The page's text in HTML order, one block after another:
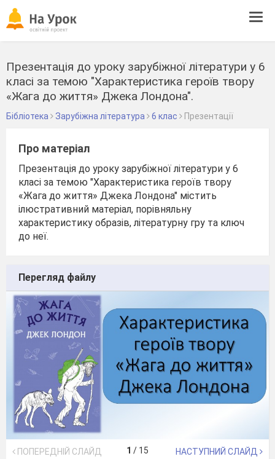
Презентація до уроку зарубіжної літератури у 6
класі за темою "Характеристика героїв твору
«Жага до життя» Джека Лондона".
Бібліотека Зарубіжна література 6 клас Презентації
Про матеріал
Презентація до уроку зарубіжної літератури у 6
класі за темою "Характеристика героїв твору
«Жага до життя» Джека Лондона" містить
ілюстративний матеріал, порівняльну
характеристику образів, літературну гру та ключ
до неї.
Перегляд файлу
ПОПЕРЕДНІЙ СЛАЙД 1 / 15 НАСТУПНИЙ СЛАЙД